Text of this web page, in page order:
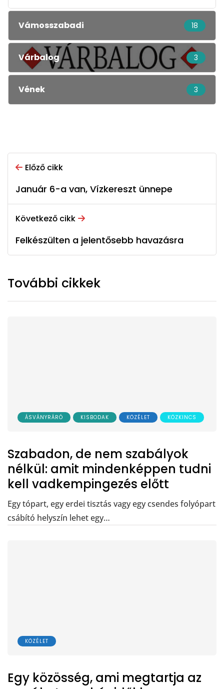
Vámosszabadi 18
Várbalog 3
Vének 3
Előző cikk
Január 6-a van, Vízkereszt ünnepe
Következő cikk
Felkészülten a jelentősebb havazásra
További cikkek
ÁSVÁNYRÁRÓ KISBODAK KÖZÉLET KÖZKINCS
Szabadon, de nem szabályok
nélkül: amit mindenképpen tudni
kell vadkempingezés előtt
Egy tópart, egy erdei tisztás vagy egy csendes folyópart
csábító helyszín lehet egy…
KÖZÉLET
Egy közösség, ami megtartja az